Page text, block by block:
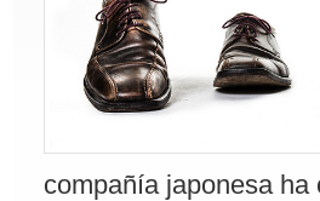
compañía japonesa